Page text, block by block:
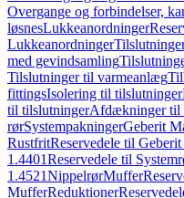
Overgange og forbindelser,
løsnesLukkeanordninger
Lukkeanordninger
med gevindsamling
Tilslutninger til varmeanlæg
fittingsIsolering til tilslutninger
til tilslutningerAfdækninger til
rørSystempakningerGeberit
RustfritReservedele til
1.4401Reservedele til
1.4521NippelrørMuffer
MufferReduktioner